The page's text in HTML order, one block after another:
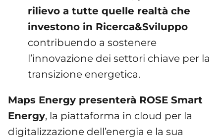
rilievo a tutte quelle realtà che
investono in Ricerca&Sviluppo
contribuendo a sostenere
l’innovazione dei settori chiave per la
transizione energetica.
Maps Energy presenterà ROSE Smart
Energy, la piattaforma in cloud per la
digitalizzazione dell’energia e la sua